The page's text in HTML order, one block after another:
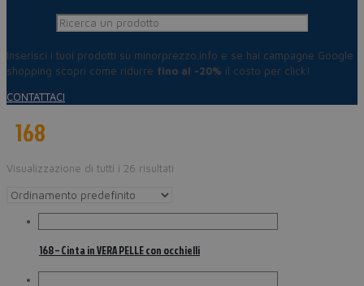
Inserisci i tuoi prodotti su minorprezzo.info e se hai campagne Google
shopping scopri come ridurre fino al -20% il costo per click!
CONTATTACI
168
Visualizzazione di tutti i 26 risultati
168 – Cinta in VERA PELLE con occhielli